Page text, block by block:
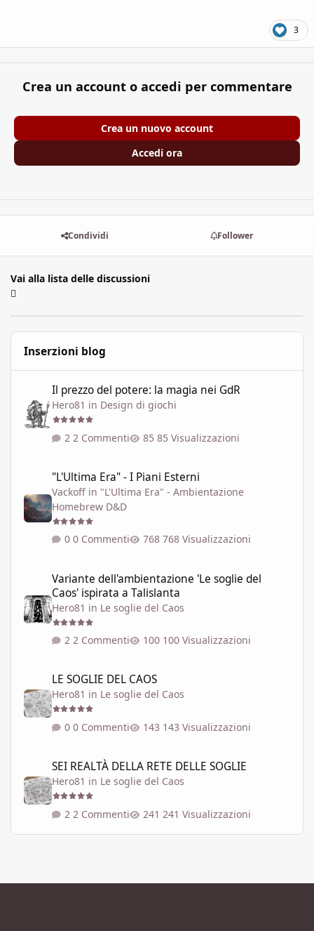
3
Crea un account o accedi per commentare
Crea un nuovo account
Accedi ora
Condividi Follower
Vai alla lista delle discussioni
Inserzioni blog
Il prezzo del potere: la magia nei GdR
Hero81 in Design di giochi
2 Commenti 85 Visualizzazioni
"L'Ultima Era" - I Piani Esterni
Vackoff in "L'Ultima Era" - Ambientazione
Homebrew D&D
0 Commenti 768 Visualizzazioni
Variante dell'ambientazione 'Le soglie del
Caos' ispirata a Talislanta
Hero81 in Le soglie del Caos
2 Commenti 100 Visualizzazioni
LE SOGLIE DEL CAOS
Hero81 in Le soglie del Caos
0 Commenti 143 Visualizzazioni
SEI REALTÀ DELLA RETE DELLE SOGLIE
Hero81 in Le soglie del Caos
2 Commenti 241 Visualizzazioni